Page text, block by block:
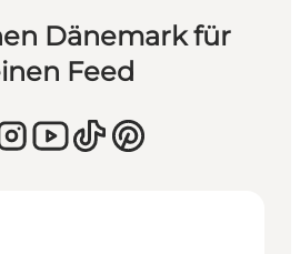
Dänemark für
Feed